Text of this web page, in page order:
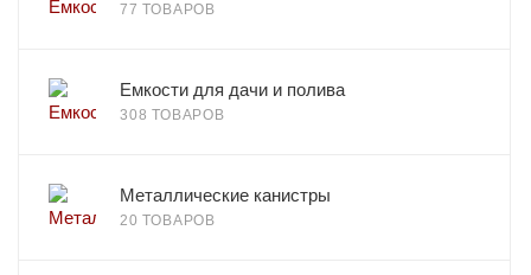
77 ТОВАРОВ
Емкости для дачи и полива
308 ТОВАРОВ
Металлические канистры
20 ТОВАРОВ